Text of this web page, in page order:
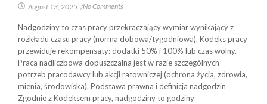
August 13, 2025 /No Comments
Nadgodziny to czas pracy przekraczający wymiar wynikający z
rozkładu czasu pracy (norma dobowa/tygodniowa). Kodeks pracy
przewiduje rekompensaty: dodatki 50% i 100% lub czas wolny.
Praca nadliczbowa dopuszczalna jest w razie szczególnych
potrzeb pracodawcy lub akcji ratowniczej (ochrona życia, zdrowia,
mienia, środowiska). Podstawa prawna i definicja nadgodzin
Zgodnie z Kodeksem pracy, nadgodziny to godziny